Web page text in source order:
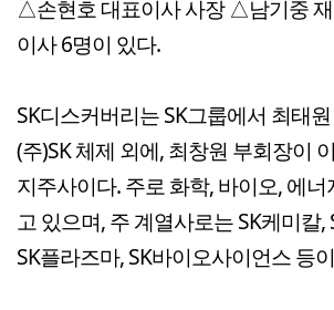
△손현호 대표이사 사장 △남기중
이사 6명이 있다.
SK디스커버리는 SK그룹에서 최태
(주)SK 체제 외에, 최창원 부회장이
지주사이다. 주로 화학, 바이오, 에
고 있으며, 주 계열사로는 SK케미칼,
SK플라즈마, SK바이오사이언스 등